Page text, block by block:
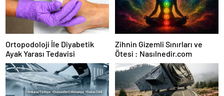
Ortopodoloji İle Diyabetik
Ayak Yarası Tedavisi
Zihnin Gizemli Sınırları ve
Ötesi : Nasılnedir.com